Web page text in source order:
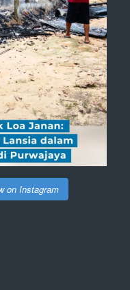
on Instagram